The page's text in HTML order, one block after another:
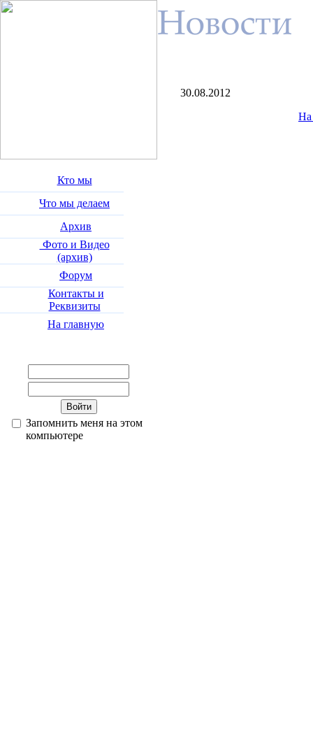
Кто мы
Что мы делаем
Архив
Фото и Видео
(архив)
Форум
Контакты и
Реквизиты
На главную
Запомнить меня на этом
компьютере
30.08.2012
На